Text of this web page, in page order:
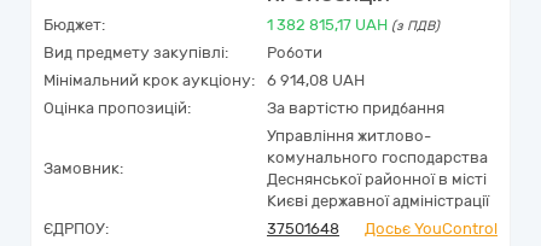
Бюджет: 1 382 815,17 UAH (з ПДВ)
Вид предмету закупівлі:
Роботи
Мінімальний крок аукціону:
6 914,08 UAH
Оцінка пропозицій:
За вартістю придбання
Замовник:
Управління житлово-
комунального господарства
Деснянської районної в місті
Києві державної адміністрації
ЄДРПОУ:
37501648 Досьє YouControl